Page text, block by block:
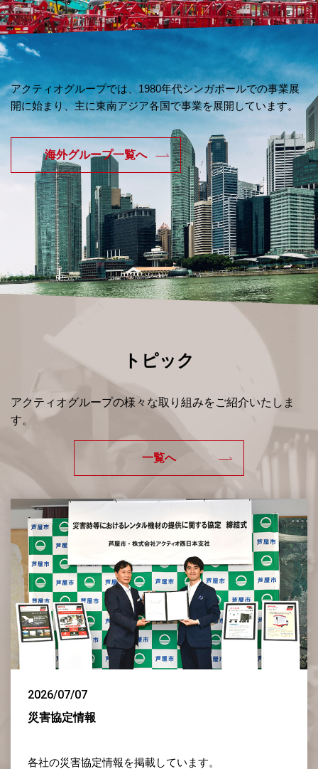
アクティオグループでは、1980年代シンガポールでの事業展
開に始まり、主に東南アジア各国で事業を展開しています。
海外グループ一覧へ
トピック
アクティオグループの様々な取り組みをご紹介いたしま
す。
一覧へ
2026/07/07
災害協定情報
各社の災害協定情報を掲載しています。